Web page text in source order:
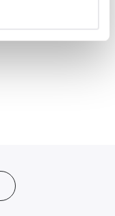
när som
annonserna
tycker om. Det
och göra